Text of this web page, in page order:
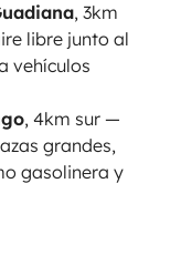
, 3km
libre junto al
vehículos
, 4km sur —
grandes,
gasolinera y